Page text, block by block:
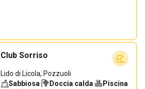
Club Sorriso
Lido di Licola, Pozzuoli
Sabbiosa· Doccia calda·
Piscina